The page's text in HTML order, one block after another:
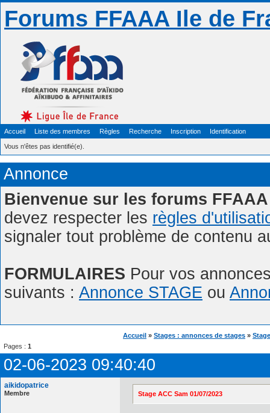
Forums FFAAA Ile de
Accueil Liste des membres Règles Recherche Inscription Identification
Vous n'êtes pas identifié(e).
Annonce
Bienvenue sur les forums FFAAA
devez respecter les règles
signaler tout problème de contenu
FORMULAIRES Pour vos
suivants : Annonce STAGE ou
Accueil » Stages : annonces de stages »
Pages : 1
02-06-2023 09:40:40
aikidopatrice
Membre Stage ACC Sam 01/07/2023